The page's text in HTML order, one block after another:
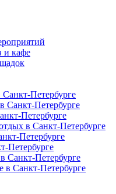
и кафе
Петербурге
Санкт-Петербурге
Петербурге
в Санкт-Петербурге
Петербурге
Петербурге
Санкт-Петербурге
в Санкт-Петербурге